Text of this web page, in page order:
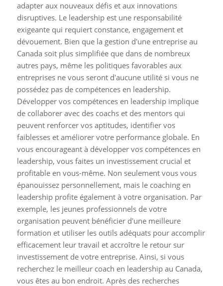
adapter aux nouveaux défis et aux innovations
disruptives. Le leadership est une responsabilité
exigeante qui requiert constance, engagement et
dévouement. Bien que la gestion d'une entreprise au
Canada soit plus simplifiée que dans de nombreux
autres pays, même les politiques favorables aux
entreprises ne vous seront d'aucune utilité si vous ne
possédez pas de compétences en leadership.
Développer vos compétences en leadership implique
de collaborer avec des coachs et des mentors qui
peuvent renforcer vos aptitudes, identifier vos
faiblesses et améliorer votre performance globale. En
vous encourageant à développer vos compétences en
leadership, vous faites un investissement crucial et
profitable en vous-même. Non seulement vous vous
épanouissez personnellement, mais le coaching en
leadership profite également à votre organisation. Par
exemple, les jeunes professionnels de votre
organisation peuvent bénéficier d'une meilleure
formation et utiliser les outils adéquats pour accomplir
efficacement leur travail et accroître le retour sur
investissement de votre entreprise. Ainsi, si vous
recherchez le meilleur coach en leadership au Canada,
vous êtes au bon endroit. Après des recherches